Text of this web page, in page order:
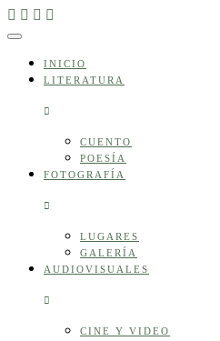
Skip
to
INICIO
LITERATURA
CUENTO
POESÍA
FOTOGRAFÍA
LUGARES
GALERÍA
AUDIOVISUALES
CINE Y VIDEO